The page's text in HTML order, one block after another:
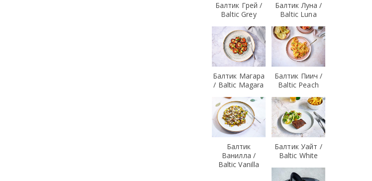
Балтик Грей /
Baltic Grey
Балтик Луна /
Baltic Luna
Балтик Магара
/ Baltic Magara
Балтик Пиич /
Baltic Peach
Балтик
Ванилла /
Baltic Vanilla
Балтик Уайт /
Baltic White